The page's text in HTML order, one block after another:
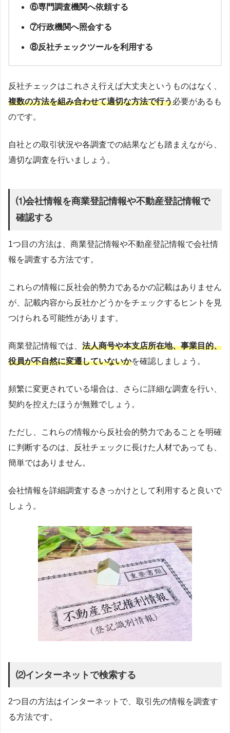
⑥専門調査機関へ依頼する
⑦行政機関へ照会する
⑧反社チェックツールを利用する
反社チェックはこれさえ行えば大丈夫というものはなく、
複数の方法を組み合わせて適切な方法で行う必要があるも
のです。
自社との取引状況や各調査での結果なども踏まえながら、
適切な調査を行いましょう。
⑴会社情報を商業登記情報や不動産登記情報で
確認する
1つ目の方法は、商業登記情報や不動産登記情報で会社情
報を調査する方法です。
これらの情報に反社会的勢力であるかの記載はありません
が、記載内容から反社かどうかをチェックするヒントを見
つけられる可能性があります。
商業登記情報では、 法人商号や本支店所在地、事業目的、
役員が不自然に変遷していないかを確認しましょう。
頻繁に変更されている場合は、さらに詳細な調査を行い、
契約を控えたほうが無難でしょう。
ただし、これらの情報から反社会的勢力であることを明確
に判断するのは、反社チェックに長けた人材であっても、
簡単ではありません。
会社情報を詳細調査するきっかけとして利用すると良いで
しょう。
⑵インターネットで検索する
2つ目の方法はインターネットで、取引先の情報を調査す
る方法です。